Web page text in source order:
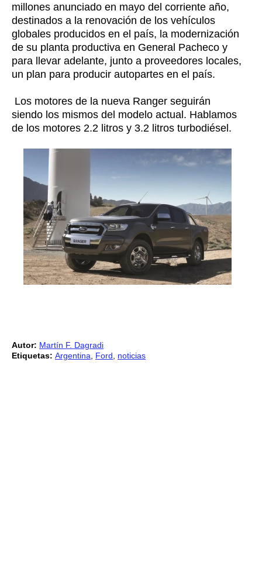
millones anunciado en mayo del corriente año,
destinados a la renovación de los vehículos
globales producidos en el país, la modernización
de su planta productiva en General Pacheco y
para llevar adelante, junto a proveedores locales,
un plan para producir autopartes en el país.
Los motores de la nueva Ranger seguirán
siendo los mismos del modelo actual. Hablamos
de los motores 2.2 litros y 3.2 litros turbodiésel.
Autor: Martín F. Dagradi
Etiquetas: Argentina Ford noticias